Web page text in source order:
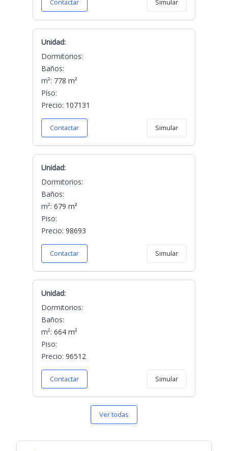
Contactar Simular
Unidad:
Dormitorios:
Baños:
m²: 778 m²
Piso:
Precio: 107131
Contactar Simular
Unidad:
Dormitorios:
Baños:
m²: 679 m²
Piso:
Precio: 98693
Contactar Simular
Unidad:
Dormitorios:
Baños:
m²: 664 m²
Piso:
Precio: 96512
Contactar Simular
Ver todas